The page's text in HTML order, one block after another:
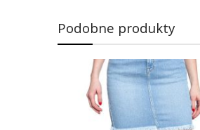
Podobne produkty